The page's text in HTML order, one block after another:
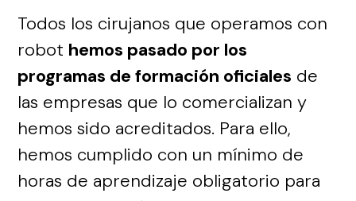
Todos los cirujanos que operamos con
robot hemos pasado por los
programas de formación oficiales de
las empresas que lo comercializan y
hemos sido acreditados. Para ello,
hemos cumplido con un mínimo de
horas de aprendizaje obligatorio para